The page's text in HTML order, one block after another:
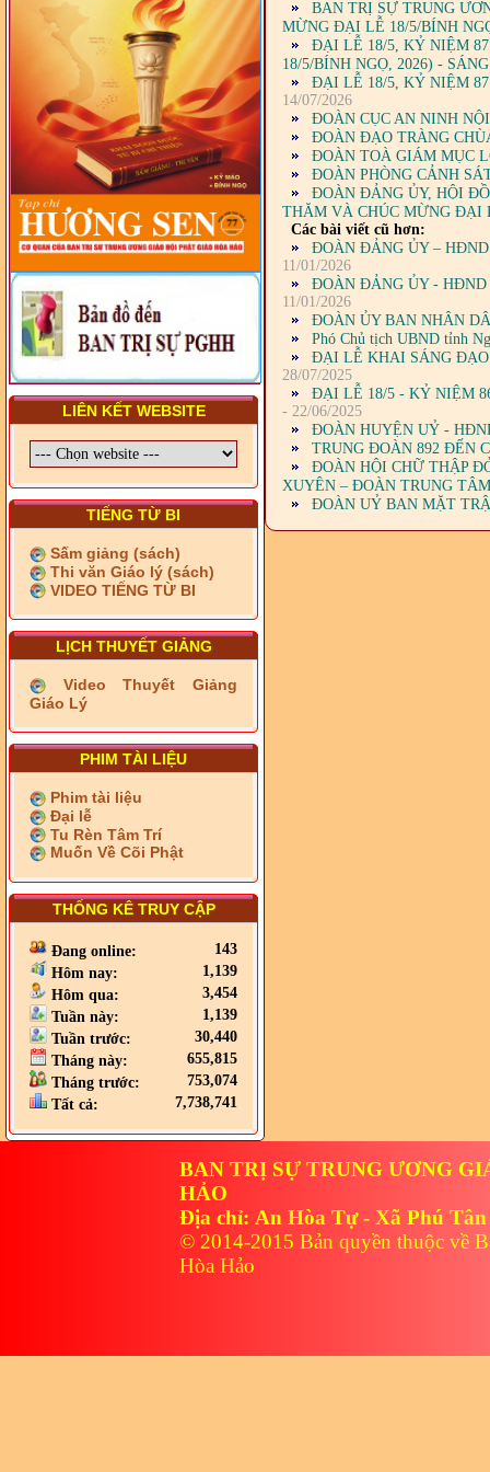
DIỆN TỈNH VÀ GIÁO LÝ
VIÊN - CHUYÊN ĐỀ: NHỮNG
VẤN ĐỀ CHUNG VỀ PHÁP
LUẬT VÀ HỆ THỐNG PHÁP
LUẬT VIỆT NAM
- LỚP TẬP HUẤN LỊCH SỬ,
PHÁP LUẬT VIỆT NAM VÀ
HIẾN CHƯƠNG GIÁO HỘI
PGHH NHIỆM KỲ VI (2024-
2029) CHO TRỊ SỰ VIÊN
TRUNG ƯƠNG, BAN ĐẠI
DIỆN TỈNH VÀ GIÁO LÝ
VIÊN - CHUYÊN ĐỀ: SỰ RA
NĂNG VÀ HÌNH THỨC CỦA
NƯỚC CHXHCN VIỆT NAM
LIÊN KẾT WEBSITE
TIẾNG TỪ BI
Sấm giảng (sách)
Thi văn Giáo lý (sách)
VIDEO TIẾNG TỪ BI
LỊCH THUYẾT GIẢNG
Video Thuyết Giảng
Giáo Lý
PHIM TÀI LIỆU
Phim tài liệu
Đại lễ
Tu Rèn Tâm Trí
Muốn Về Cõi Phật
THỐNG KÊ TRUY CẬP
Đang online:
143
Hôm nay:
1,139
Hôm qua:
3,454
Tuần này:
1,139
Tuần trước:
30,440
Tháng này:
655,815
Tháng trước:
753,074
Tất cả:
7,738,741
BAN TRỊ SỰ TRUNG
MỪNG ĐẠI LỄ 18/5/BÍNH
ĐẠI LỄ 18/5, KỶ NIỆM
18/5/BÍNH NGỌ, 2026) -
ĐẠI LỄ 18/5, KỶ NIỆM
14/07/2026
ĐOÀN CỤC AN NINH
ĐOÀN ĐẠO TRÀNG
ĐOÀN TOÀ GIÁM MỤC
ĐOÀN PHÒNG CẢNH
ĐOÀN ĐẢNG ỦY, HỘI
THĂM VÀ CHÚC MỪNG ĐẠI
Các bài viết cũ hơn:
ĐOÀN ĐẢNG ỦY –
11/01/2026
ĐOÀN ĐẢNG ỦY -
11/01/2026
ĐOÀN ỦY BAN NHÂN
Phó Chủ tịch UBND tỉnh
ĐẠI LỄ KHAI SÁNG ĐẠO
28/07/2025
ĐẠI LỄ 18/5 - KỶ NIỆM
- 22/06/2025
ĐOÀN HUYỆN UỶ -
TRUNG ĐOÀN 892 ĐẾN
ĐOÀN HỘI CHỮ THẬP
XUYÊN – ĐOÀN TRUNG
ĐOÀN UỶ BAN MẶT
BAN TRỊ SỰ TRUNG ƯƠNG
HẢO
Địa chỉ: An Hòa Tự - Xã Phú
© 2014-2015 Bản quyền thuộc về
Hòa Hảo